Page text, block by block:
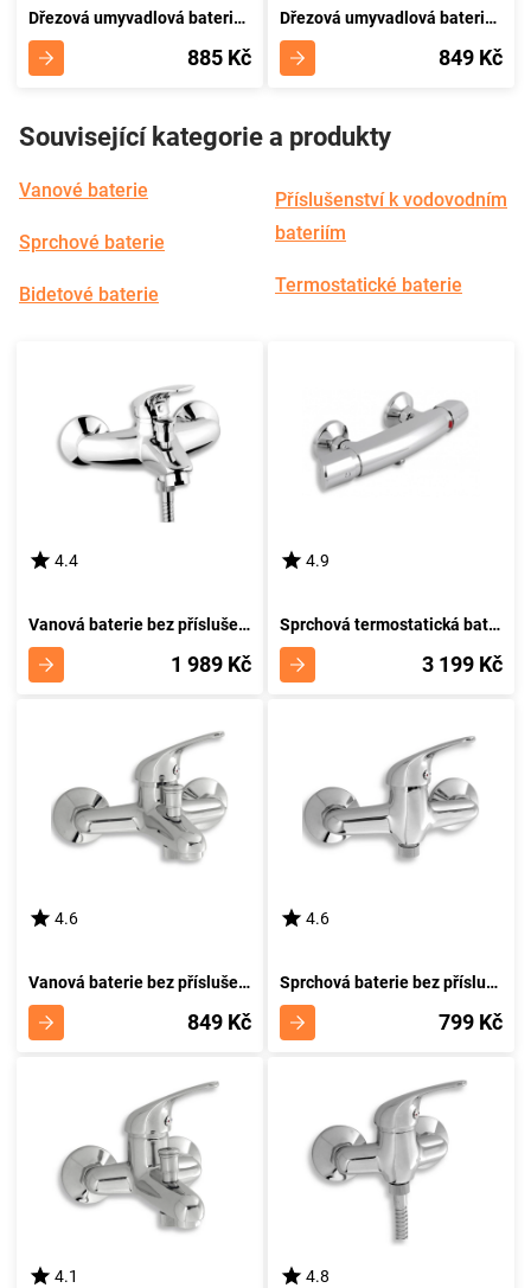
Dřezová umyvadlová baterie 100 mm Titania Neon chrom NOVASERVIS 93074,0
885 Kč
Dřezová umyvadlová baterie 100 mm Titania Neon chrom NOVASERVIS 93074/T,0
849 Kč
Související kategorie a produkty
Vanové baterie
Sprchové baterie
Bidetové baterie
Příslušenství k vodovodním
bateriím
Termostatické baterie
4.4
Vanová baterie bez příslušenství 150 mm Metalia 57 chrom NOVASERVIS 57020/1,0
1 989 Kč
4.9
Sprchová termostatická baterie 150 mm Metalia 57 chrom NOVASERVIS 57961/1,0
3 199 Kč
4.6
Vanová baterie bez příslušenství 150 mm Titania Neon chrom NOVASERVIS 93020/1,0
849 Kč
4.6
Sprchová baterie bez příslušenství 150 mm Titania Neon chrom NOVASERVIS 93060/1,0
799 Kč
4.1 4.8